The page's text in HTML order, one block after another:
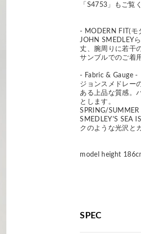
「S4753」もご覧
- MODERN FIT(モ
JOHN SMEDLEY
丈、腕周りに若干
サンブルでのご着
- Fabric & Gauge -
ジョンスメドレー
ある上品な質感。
とします。
SPRING/
SMEDLEY'S SEA
クのような光沢と
model height
SPEC